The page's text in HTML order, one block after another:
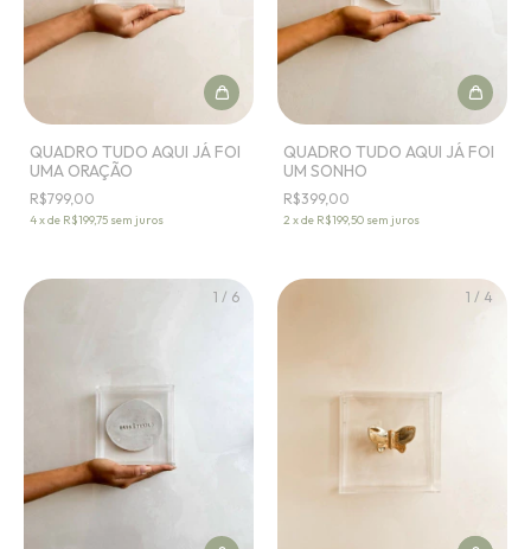
QUADRO TUDO AQUI JÁ FOI
UMA ORAÇÃO
R$799,00
4xde R$199,75 sem juros
QUADRO TUDO AQUI JÁ FOI
UM SONHO
R$399,00
2 xde R$199,50 sem juros
1 / 6 1 / 4